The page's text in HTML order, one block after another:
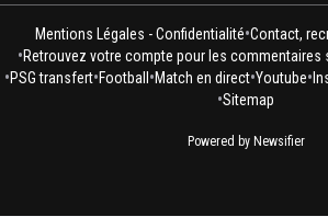
Mentions Légales - Confidentialité•Contact,
•Retrouvez votre compte pour les commentaires
•PSG transfert•Football •Match en direct•Youtube•
•Sitemap
Powered by Newsifier